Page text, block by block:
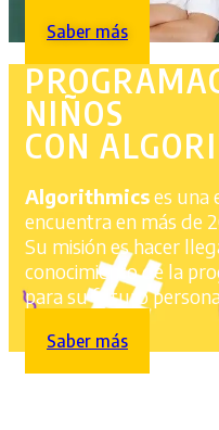
Saber más
NIÑOS
CON
Algorithmicses una
encuentra en más de
Su misión es hacer
conocimiento de la
para su futuro
Saber más